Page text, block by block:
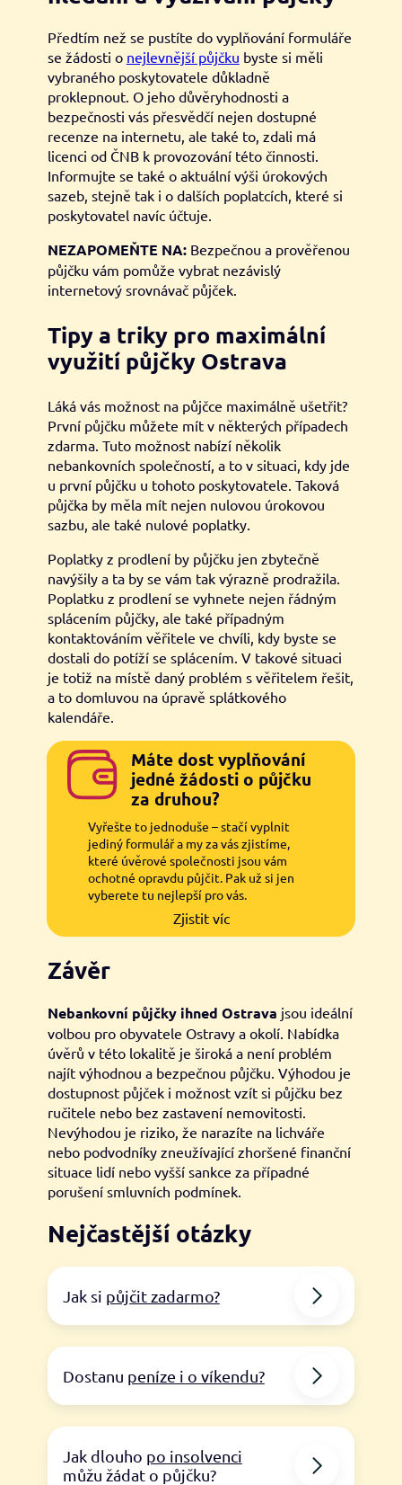
Předtím než se pustíte do vyplňování formuláře
se žádosti o nejlevnější půjčku byste si měli
vybraného poskytovatele důkladně
proklepnout. O jeho důvěryhodnosti a
bezpečnosti vás přesvědčí nejen dostupné
recenze na internetu, ale také to, zdali má
licenci od ČNB k provozování této činnosti.
Informujte se také o aktuální výši úrokových
sazeb, stejně tak i o dalších poplatcích, které si
poskytovatel navíc účtuje.
NEZAPOMEŇTE NA:Bezpečnou a prověřenou
půjčku vám pomůže vybrat nezávislý
internetový srovnávač půjček.
Tipy a triky pro maximální
využití půjčky Ostrava
Láká vás možnost na půjčce maximálně ušetřit?
První půjčku můžete mít v některých případech
zdarma. Tuto možnost nabízí několik
nebankovních společností, a to v situaci, kdy jde
u první půjčku u tohoto poskytovatele. Taková
půjčka by měla mít nejen nulovou úrokovou
sazbu, ale také nulové poplatky.
Poplatky z prodlení by půjčku jen zbytečně
navýšily a ta by se vám tak výrazně prodražila.
Poplatku z prodlení se vyhnete nejen řádným
splácením půjčky, ale také případným
kontaktováním věřitele ve chvíli, kdy byste se
dostali do potíží se splácením. V takové situaci
je totiž na místě daný problém s věřitelem řešit,
a to domluvou na úpravě splátkového
kalendáře.
Máte dost vyplňování
jedné žádosti o půjčku
za druhou?
Vyřešte to jednoduše – stačí vyplnit
jediný formulář a my za vás zjistíme,
které úvěrové společnosti jsou vám
ochotné opravdu půjčit. Pak už si jen
vyberete tu nejlepší pro vás.
Zjistit víc
Závěr
Nebankovní půjčky ihned Ostrava jsou ideální
volbou pro obyvatele Ostravy a okolí. Nabídka
úvěrů v této lokalitě je široká a není problém
najít výhodnou a bezpečnou půjčku. Výhodou je
dostupnost půjček i možnost vzít si půjčku bez
ručitele nebo bez zastavení nemovitosti.
Nevýhodou je riziko, že narazíte na lichváře
nebo podvodníky zneužívající zhoršené finanční
situace lidí nebo vyšší sankce za případné
porušení smluvních podmínek.
Nejčastější otázky
Jak si půjčit zadarmo?
Dostanu peníze i o víkendu?
Jak dlouho po insolvenci
můžu žádat o půjčku?